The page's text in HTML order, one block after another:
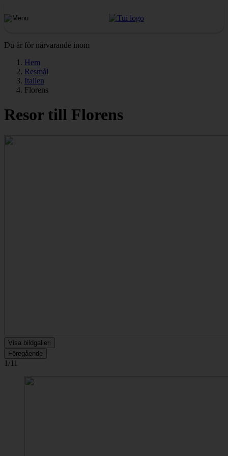
Du är för närvarande inom
Hem
Resmål
Italien
Florens
Resor till Florens
Visa bildgalleri
Föregående
1/11